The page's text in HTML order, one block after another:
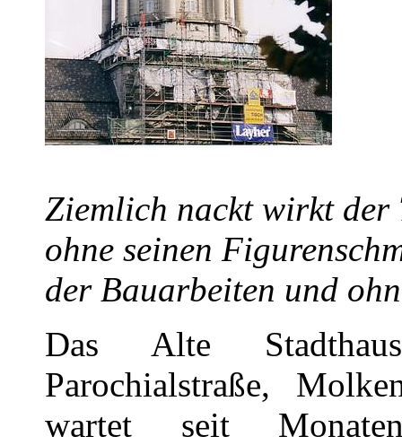
Ziemlich nackt wirkt der
ohne seinen
der Bauarbeiten und
Das Alte
Parochialstraße,
wartet seit